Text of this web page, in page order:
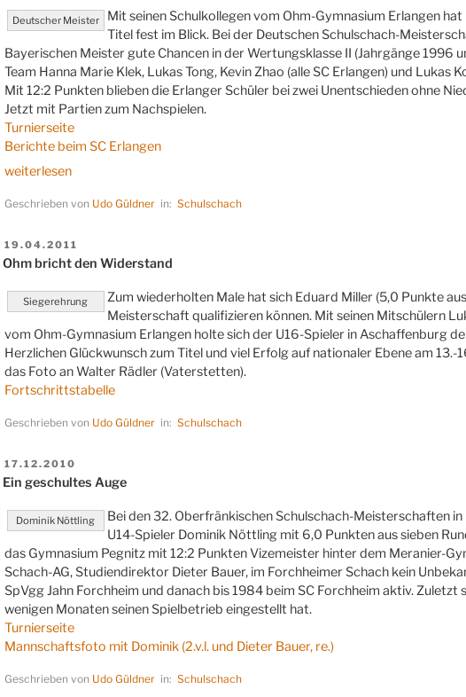
Deutscher Meister
Mit seinen Schulkollegen vom Ohm-Gymnasium Erlangen
Titel fest im Blick. Bei der Deutschen Schulschach-
Bayerischen Meister gute Chancen in der Wertungsklasse II (Jahrgänge 1996
Team Hanna Marie Klek, Lukas Tong, Kevin Zhao (alle SC Erlangen) und
Mit 12:2 Punkten blieben die Erlanger Schüler bei zwei Unentschieden ohne
Jetzt mit Partien zum Nachspielen.
Turnierseite
Berichte beim SC Erlangen
„Den
geverden
Deutscher
Meister!!!“
weiterlesen
Geschrieben von Udo Güldnerin: Schulschach
VERÖFFENTLICHT
AM
19.04.2011
Ohm bricht den Widerstand
Siegerehrung
Zum wiederholten Male hat sich Eduard Miller (5,0 Punkte
Meisterschaft qualifizieren können. Mit seinen Mitschülern
vom Ohm-Gymnasium Erlangen holte sich der U16-Spieler in Aschaffenburg
Herzlichen Glückwunsch zum Titel und viel Erfolg auf nationaler Ebene am 13.-
das Foto an Walter Rädler (Vaterstetten).
Fortschrittstabelle
Geschrieben von Udo Güldnerin: Schulschach
VERÖFFENTLICHT
AM
17.12.2010
Ein geschultes Auge
Dominik Nöttling
Bei den 32. Oberfränkischen Schulschach-Meisterschaften
U14-Spieler Dominik Nöttling mit 6,0 Punkten aus sieben
das Gymnasium Pegnitz mit 12:2 Punkten Vizemeister hinter dem Meranier-
Schach-AG, Studiendirektor Dieter Bauer, im Forchheimer Schach kein
SpVgg Jahn Forchheim und danach bis 1984 beim SC Forchheim aktiv.
wenigen Monaten seinen Spielbetrieb eingestellt hat.
Turnierseite
Mannschaftsfoto mit Dominik (2.v.l. und Dieter Bauer, re.)
Geschrieben von Udo Güldnerin: Schulschach